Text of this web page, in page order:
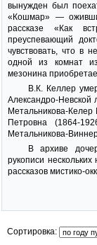
вынужден был
«Кошмар» —
рассказе «Как
преуспевающий
чувствовать, что в
одной из комнат
мезонина
В.К. Келлер
Александро-
Метальникова-
Петровна (1864-
Метальникова-
В архиве
рукописи
рассказов мистико-
Сортировка: